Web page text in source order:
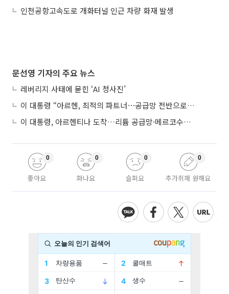
인천공항고속도로 개화터널 인근 차량 화재 발생
문선영 기자의 주요 뉴스
레버리지 사태에 묻힌 ‘AI 청사진’
이 대통령 “아르헨, 최적의 파트너⋯공급망 전반으로 확대”
이 대통령, 아르헨티나 도착…리튬 공급망·메르코수르 협력 논의
좋아요
0
화나요
0
슬퍼요
0
추가취재 원해요
0